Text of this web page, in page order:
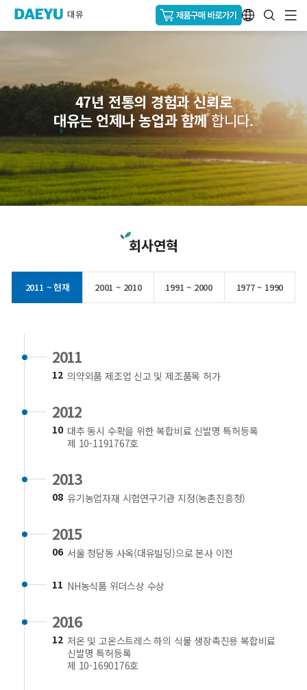
47년 전통의 경험과 신뢰로
대유는 언제나 농업과 함께합니다.
회사연혁
2011 ~ 현재 2001 ~ 2010 1991 ~ 2000 1977 ~ 1990
2011
12 의약외품 제조업 신고 및 제조품목 허가
2012
10 대추 동시 수확을 위한 복합비료 신발명 특허등록
제 10-1191767호
2013
08 유기농업자재 시험연구기관 지정(농촌진흥청)
2015
06 서울 청담동 사옥(대유빌딩)으로 본사 이전
11 NH농식품 위더스상 수상
2016
12 저온 및 고온스트레스 하의 식물 생장촉진용 복합비료
신발명 특허등록
제 10-1690176호